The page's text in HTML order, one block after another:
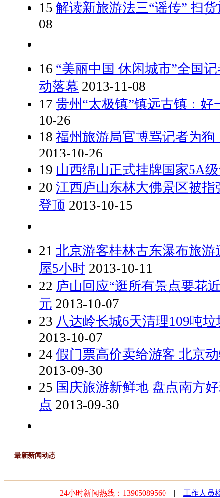
15 解读新旅游法三“谣传” 扫
08
16 “美丽中国 休闲城市”全国
动落幕 2013-11-08
17 贵州“太极镇”镇远古镇：好
10-26
18 福州旅游局官博骂记者为
2013-10-26
19 山西绵山正式挂牌国家5A
20 江西庐山东林大佛景区被
登顶 2013-10-15
21 北京游客桂林古东瀑布旅
屋5小时 2013-10-11
22 庐山回应“逛所有景点要花
元 2013-10-07
23 八达岭长城6天清理109吨
2013-10-07
24 假门票高价卖给游客 北京
2013-09-30
25 国庆旅游新鲜地 盘点南方
点 2013-09-30
最新新闻动态
24小时新闻热线：13905089560| 工作人员